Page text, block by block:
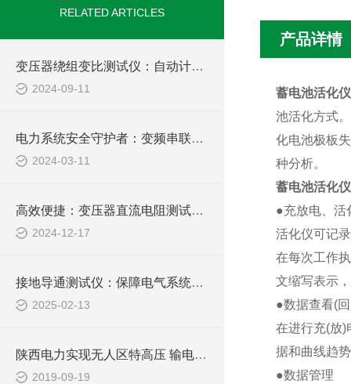
RELATED ARTICLES
变压器绕组变比测试仪：自动计算与诊断，简化操作流程，保障测试准确性
2024-09-11
电力系统安全守护者：变频串联谐振成套试验装置的应用与挑战
2024-03-11
高效便捷：变压器直流电阻测试仪，电力检测的新选择
2024-12-17
接地导通测试仪：保障电气系统稳定运行的关键工具
2025-02-13
陕西电力实现无人区特高压 输电线路在线监测数据传输
2019-09-19
产品详情
蓄电池活化
池活化方式
化电池极板
种分析。
蓄电池活化
●充放电、活
活化仪可记
在每次工作
文缩写表示
●数据查看(
在进行充(放)
据和曲线趋
●数据管理